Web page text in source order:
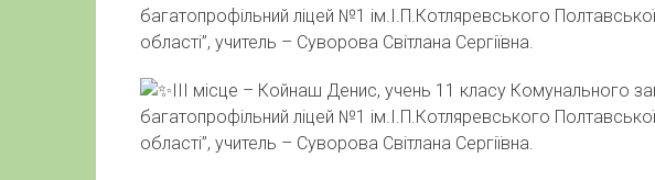
багатопрофільний ліцей №1 ім.І.П.Котляревського
області”, учитель – Суворова Світлана Сергіївна.
ІІІ місце – Койнаш Денис, учень 11 класу Комунального
багатопрофільний ліцей №1 ім.І.П.Котляревського
області”, учитель – Суворова Світлана Сергіївна.